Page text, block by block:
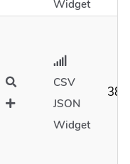
Widget
CSV
JSON
Widget
38